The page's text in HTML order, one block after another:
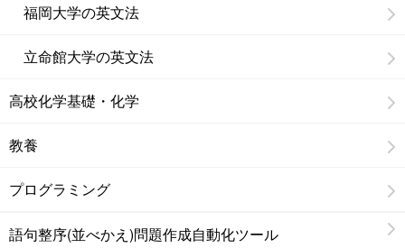
福岡大学の英文法
立命館大学の英文法
高校化学基礎・化学
教養
プログラミング
語句整序(並べかえ)問題作成自動化ツール